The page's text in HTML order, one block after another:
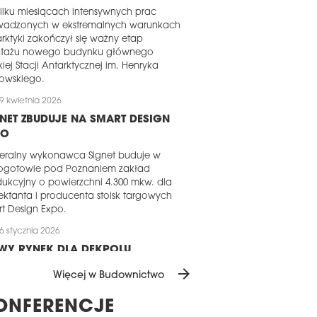
miesiącach intensywnych prac
w ekstremalnych warunkach
zakończył się ważny etap
nowego budynku głównego
Stacji Antarktycznej im. Henryka
kwietnia 2026
ZBUDUJE NA SMART DESIGN
wykonawca Signet buduje w
pod Poznaniem zakład
o powierzchni 4.300 mkw. dla
i producenta stoisk targowych
Design Expo.
stycznia 2026
RYNEK DLA DEKPOLU
Budownictwo rozszerza swoją
roku spółka zawarła umowę z
na realizację prac
Więcej w Budownictwo arrow_forward